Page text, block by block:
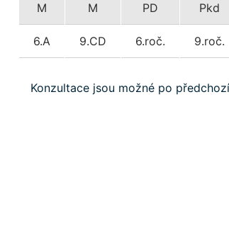
M M PD Pkd
6.A 9.CD 6.roč. 9.roč.
Konzultace jsou možné po